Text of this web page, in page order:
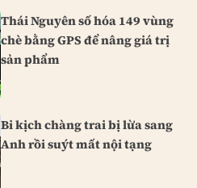
Thái Nguyên số hóa 149 vùng
chè bằng GPS để nâng giá trị
sản phẩm
Bi kịch chàng trai bị lừa sang
Anh rồi suýt mất nội tạng